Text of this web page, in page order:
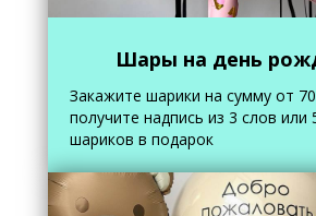
Шары на день
Закажите шарики на сумму от
получите надпись из 3 слов или
шариков в подарок